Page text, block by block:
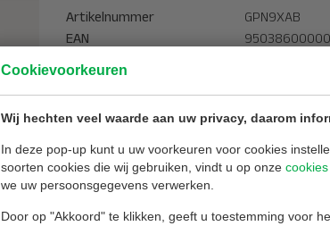
Cookievoorkeuren
Wij hechten veel waarde aan uw privacy, daarom
In deze pop-up kunt u uw voorkeuren voor cookies
soorten cookies die wij gebruiken, vindt u op onze cookies
we uw persoonsgegevens verwerken.
Door op "Akkoord" te klikken, geeft u toestemming voor
Artikelnummer
GPN9XAB
EAN
Veiligheid in
Industrie,
Blusstof/brandklasse
Schuim - AB,
Rating
Temperatuurgrens
+5 tot +60